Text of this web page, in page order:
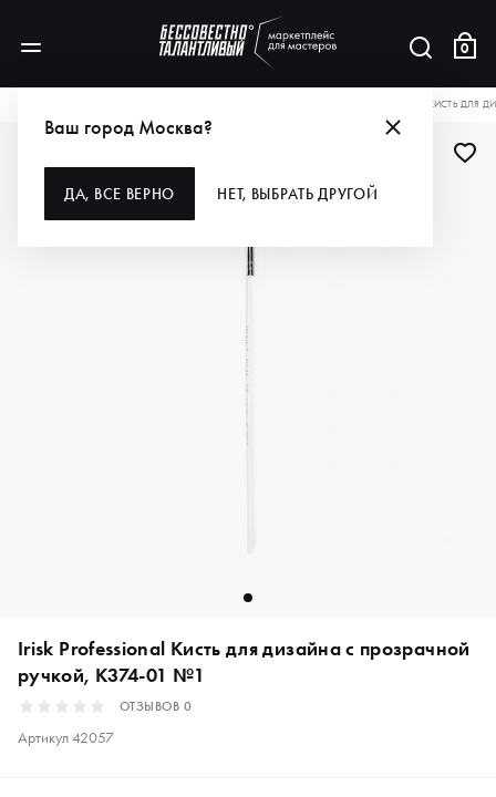
0
Ваш город Москва?
ДА, ВСЕ ВЕРНО НЕТ, ВЫБРАТЬ ДРУГОЙ
IRISK PROFESSIONAL КИСТЬ
Irisk Professional Кисть для дизайна с прозрачной
ручкой, К374-01 №1
ОТЗЫВОВ 0
Артикул42057